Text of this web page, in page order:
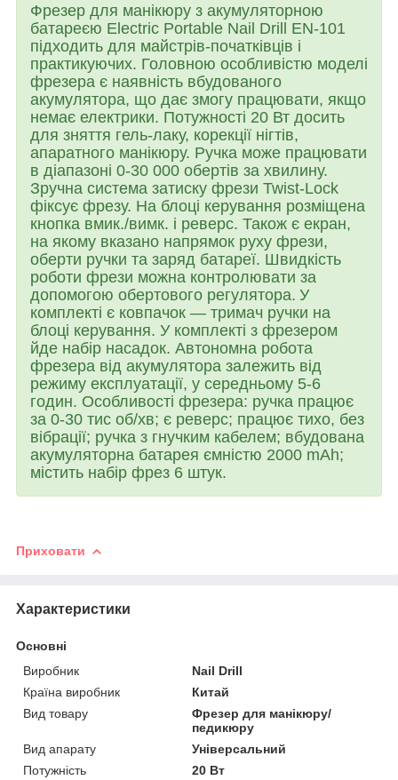
Фрезер для манікюру з акумуляторною
батареєю Electric Portable Nail Drill EN-101
підходить для майстрів-початківців і
практикуючих. Головною особливістю моделі
фрезера є наявність вбудованого
акумулятора, що дає змогу працювати, якщо
немає електрики. Потужності 20 Вт досить
для зняття гель-лаку, корекції нігтів,
апаратного манікюру. Ручка може працювати
в діапазоні 0-30 000 обертів за хвилину.
Зручна система затиску фрези Twist-Lock
фіксує фрезу. На блоці керування розміщена
кнопка вмик./вимк. і реверс. Також є екран,
на якому вказано напрямок руху фрези,
оберти ручки та заряд батареї. Швидкість
роботи фрези можна контролювати за
допомогою обертового регулятора. У
комплекті є ковпачок — тримач ручки на
блоці керування. У комплекті з фрезером
йде набір насадок. Автономна робота
фрезера від акумулятора залежить від
режиму експлуатації, у середньому 5-6
годин. Особливості фрезера: ручка працює
за 0-30 тис об/хв; є реверс; працює тихо, без
вібрації; ручка з гнучким кабелем; вбудована
акумуляторна батарея ємністю 2000 mAh;
містить набір фрез 6 штук.
Приховати
Характеристики
Основні
Виробник
Nail Drill
Країна виробник
Китай
Вид товару
Фрезер для манікюру/
педикюру
Вид апарату
Універсальний
Потужність
20 Вт